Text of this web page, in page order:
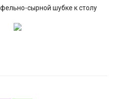
сырной шубке к столу